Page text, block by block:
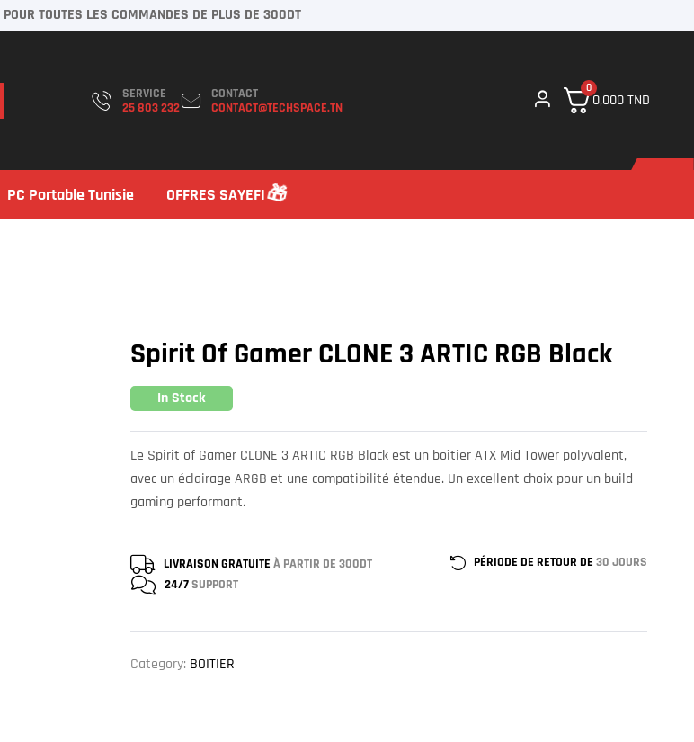
POUR TOUTES LES COMMANDES DE PLUS DE 300DT
SERVICE
25 803 232
CONTACT
CONTACT@TECHSPACE.TN
0
0,000TND
PC Portable Tunisie OFFRES SAYEFI
Spirit Of Gamer CLONE 3 ARTIC RGB Black
In Stock
Le Spirit of Gamer CLONE 3 ARTIC RGB Black est un boîtier ATX Mid Tower polyvalent,
avec un éclairage ARGB et une compatibilité étendue. Un excellent choix pour un build
gaming performant.
LIVRAISON GRATUITE À PARTIR DE 300DT PÉRIODE DE RETOUR DE 30 JOURS
24/7SUPPORT
Category: BOITIER